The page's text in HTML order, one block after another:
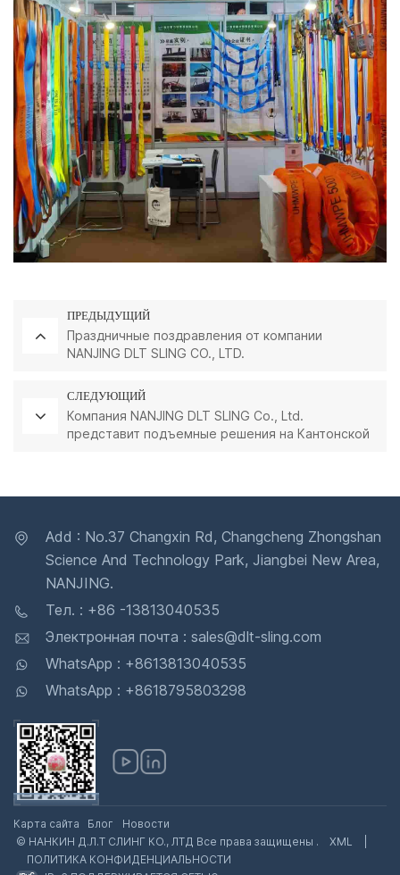
ПРЕДЫДУЩИЙ
Праздничные поздравления от компании
NANJING DLT SLING CO., LTD.
СЛЕДУЮЩИЙ
Компания NANJING DLT SLING Co., Ltd.
представит подъемные решения на Кантонской
Add : No.37 Changxin Rd, Changcheng Zhongshan
Science And Technology Park, Jiangbei New Area,
NANJING.
Тел. : +86 -13813040535
Электронная почта : sales@dlt-sling.com
WhatsApp : +8613813040535
WhatsApp : +8618795803298
Карта сайта Блог
Новости
© НАНКИН Д.Л.Т СЛИНГ КО., ЛТД Все права защищены .
XML
ПОЛИТИКА КОНФИДЕНЦИАЛЬНОСТИ